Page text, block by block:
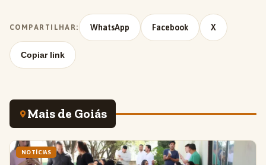
COMPARTILHAR: WhatsApp Facebook X
Copiar link
Mais de Goiás
NOTÍCIAS